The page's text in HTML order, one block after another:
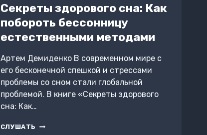
СВОЮ
ЖИЗНЬ.
ДАЙЭЛ.
Секреты здорового сна: Как
побороть бессонницу
естественными методами
Артем Демиденко В современном мире с
его бесконечной спешкой и стрессами
проблемы со сном стали глобальной
проблемой. В книге «Секреты здорового
сна: Как…
СЛУШАТЬ СЕКРЕТЫ